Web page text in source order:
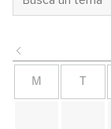
M T